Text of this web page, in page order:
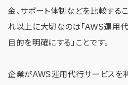
金、サポート体制などを比較する
れ以上に大切なのは「AWS運用
目的を明確にする」ことです。
企業がAWS運用代行サービスを